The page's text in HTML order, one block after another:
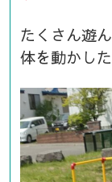
たくさん遊
体を動かし